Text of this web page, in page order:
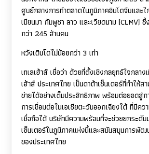
ศูนย์กลางการทำตลาดในภูมิภาคอินโดจีนและ
เมียนมา กัมพูชา ลาว และเวียดนาม (CLMV) ซึ่
กว่า 245 ล้านคน
หวังเติบโตไม่น้อยกว่า 3 เท่า
เทเลเฮ้าส์ เชื่อว่า ด้วยที่ตั้งเชิงกลยุทธ์ใจกลาง
เฮ้าส์ ประเทศไทย เป็นดาต้าเซ็นเตอร์ที่ทำให้ส
ข่ายได้อย่างเต็มประสิทธิภาพ พร้อมต่อยอดสู่ก
การเชื่อมต่อในเอเชียตะวันออกเฉียงใต้ ที่มีค
เชื่อถือได้ บริษัทมีความพร้อมที่จะช่วยยกระดับ
เซ็นเตอร์ในภูมิภาคแห่งนี้และสนันสนุนการพั
ของประเทศไทย